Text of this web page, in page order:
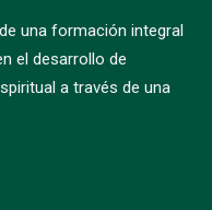
una formación integral
el desarrollo de
a través de una